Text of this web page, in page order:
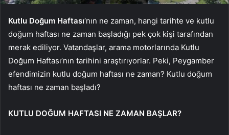
Kutlu Doğum Haftası‘nın ne zaman, hangi tarihte ve kutlu
doğum haftası ne zaman başladığı pek çok kişi tarafından
merak ediliyor. Vatandaşlar, arama motorlarında Kutlu
Doğum Haftası’nın tarihini araştırıyorlar. Peki, Peygamber
efendimizin kutlu doğum haftası ne zaman? Kutlu doğum
haftası ne zaman başladı?
KUTLU DOĞUM HAFTASI NE ZAMAN BAŞLAR?